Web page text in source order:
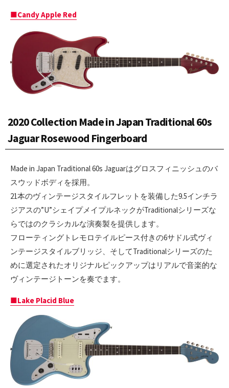
■Candy Apple Red
2020 Collection Made in Japan Traditional 60s
Jaguar Rosewood Fingerboard
Made in Japan Traditional 60s Jaguarはグロスフィニッシュのバ
スウッドボディを採用。
21本のヴィンテージスタイルフレットを装備した9.5インチラ
ジアスの”U”シェイプメイプルネックがTraditionalシリーズな
らではのクラシカルな演奏製を提供します。
フローティングトレモロテイルピース付きの6サドル式ヴィ
ンテージスタイルブリッジ、そしてTraditionalシリーズのた
めに選定されたオリジナルピックアップはリアルで音楽的な
ヴィンテージトーンを奏でます。
■Lake Placid Blue